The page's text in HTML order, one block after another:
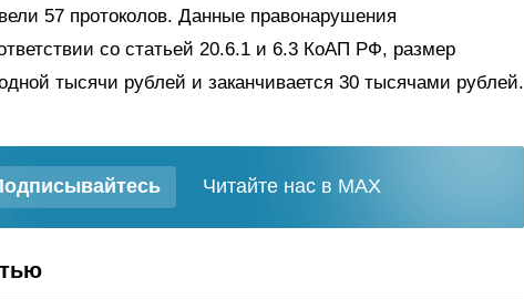
57 протоколов. Данные правонарушения
со статьей 20.6.1 и 6.3 КоАП РФ, размер
тысячи рублей и заканчивается 30 тысячами рублей.
Читайте нас в MAX